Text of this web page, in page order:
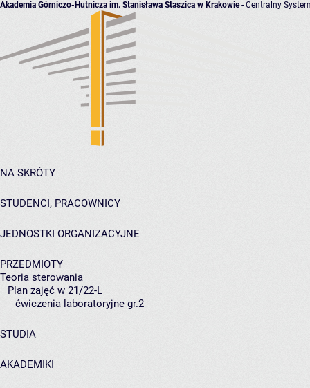
Akademia Górniczo-Hutnicza im. Stanisława Staszica w Krakowie- Centralny
NA SKRÓTY
STUDENCI, PRACOWNICY
JEDNOSTKI ORGANIZACYJNE
PRZEDMIOTY
Teoria sterowania
Plan zajęć w 21/22-L
ćwiczenia laboratoryjne gr.2
STUDIA
AKADEMIKI